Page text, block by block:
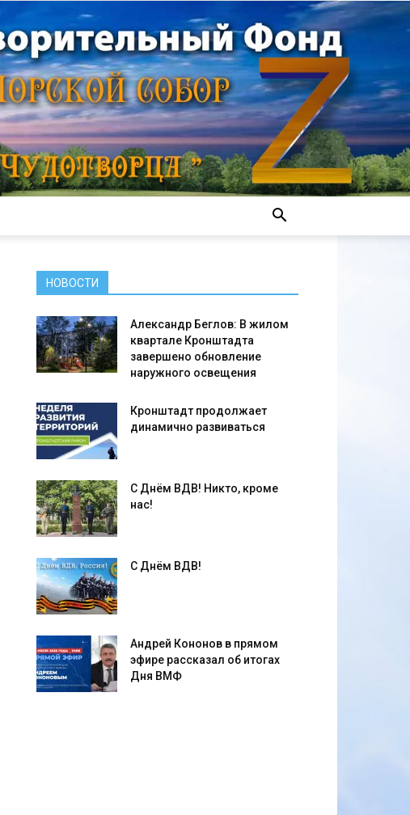
НОВОСТИ
Александр Беглов: В жилом
квартале Кронштадта
завершено обновление
наружного освещения
Кронштадт продолжает
динамично развиваться
С Днём ВДВ! Никто, кроме
нас!
С Днём ВДВ!
Андрей Кононов в прямом
эфире рассказал об итогах
Дня ВМФ